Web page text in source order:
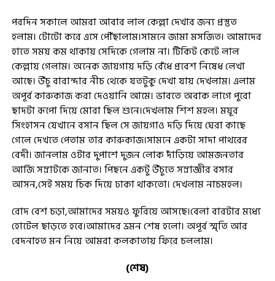
পরদিন সকালে আমরা আবার লাল কেল্লা দেখার জন্য প্রস্তুত
হলাম। টোটো করে এসে পৌঁছালাম।সামনে জামা মসজিত। আমাদের
হাতে সময় কম থাকায় সেদিকে গেলাম না। টিকিট কেটে লাল
কেল্লায় গেলাম। অনেক জায়গায় দড়ি বেঁধে প্রবেশ নিষেধ লেখা
আছে। উঁচু বারান্দার নীচ থেকে যতটুকু দেখা যায় দেখলাম। এলাম
অপূর্ব কারুকাজ করা দেওয়ানি আমে। ভাবতে অবাক লাগে পুরো
ছাদটা রূপো দিয়ে মোরা ছিল শুনে।দেখলাম শিশ মহল। ময়ূর
সিংহাসন যেখানে বসান ছিল সে জায়গাও দড়ি দিয়ে ঘেরা কাছে
গেলে দেখতে পেতাম তার কারুকাজ।সামনে একটা সাদা পাথরের
বেদী। জানলাম ওটার দুপাশে দুজন লোক দাঁড়িয়ে আমজনতার
আর্জি সম্রাটকে জানাত। পিছনে একটু উঁচুতে সম্রাজ্ঞীর বসার
আসন,সেই সময় চিক দিয়ে ঢাকা থাকতো। দেখলাম নাচমহল।
রোদ বেশ চড়া,আমাদের সময়ও ফুরিয়ে আসছে।বেলা বারটার মধ্যে
হোটেল ছাড়তে হবে।আমাদের ভ্রমন শেষ হলো। অপূর্ব স্মৃতি আর
বেদনাহত মন নিয়ে আমরা কলকাতায় ফিরে চললাম।
(শেষ)